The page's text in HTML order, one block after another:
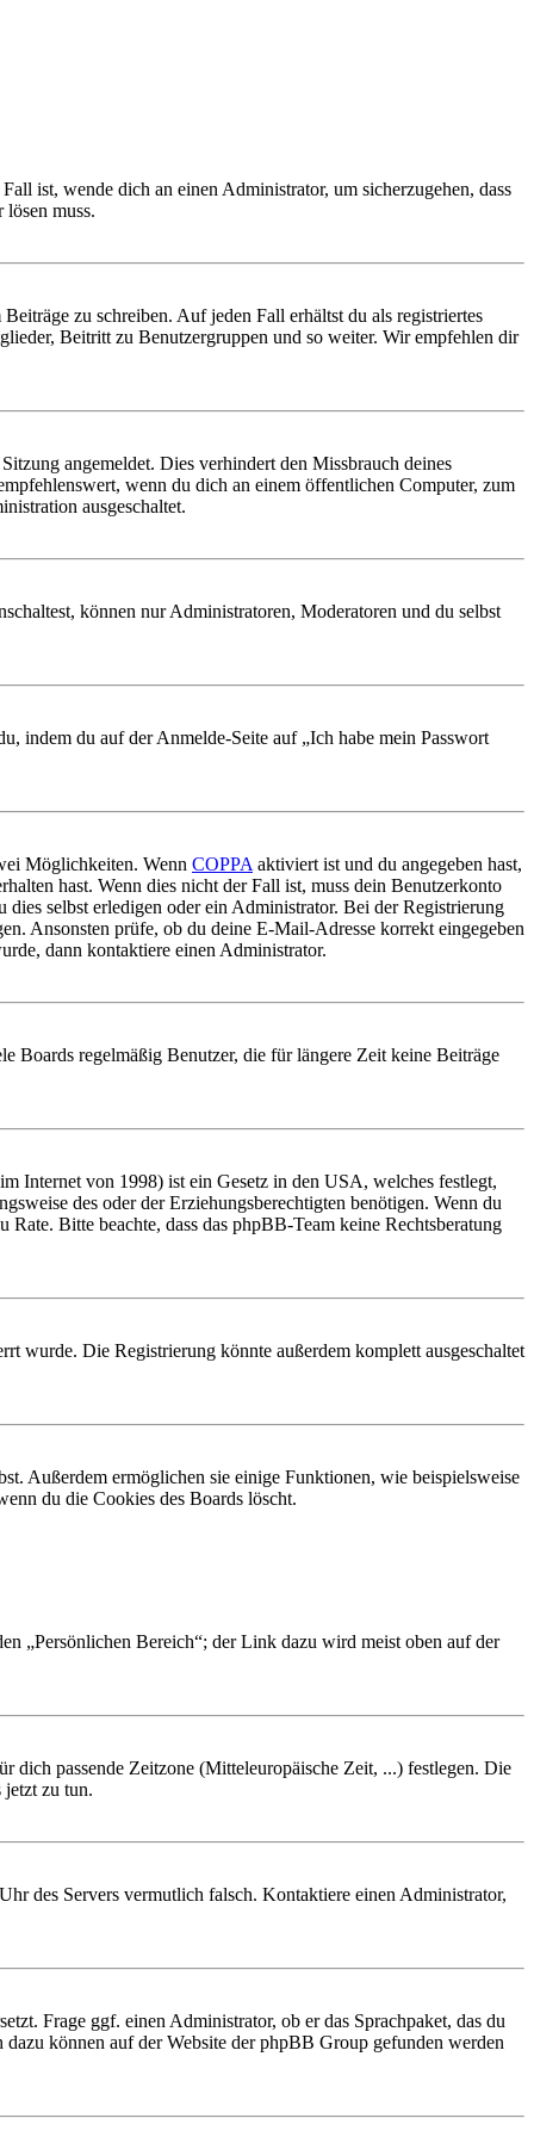
ist, wende dich an einen Administrator, um sicherzugehen, dass
muss.
zu schreiben. Auf jeden Fall erhältst du als registriertes
Beitritt zu Benutzergruppen und so weiter. Wir empfehlen dir
angemeldet. Dies verhindert den Missbrauch deines
wenn du dich an einem öffentlichen Computer, zum
ausgeschaltet.
können nur Administratoren, Moderatoren und du selbst
indem du auf der Anmelde-Seite auf „Ich habe mein Passwort
Möglichkeiten. Wenn COPPA aktiviert ist und du angegeben hast,
hast. Wenn dies nicht der Fall ist, muss dein Benutzerkonto
selbst erledigen oder ein Administrator. Bei der Registrierung
Ansonsten prüfe, ob du deine E-Mail-Adresse korrekt eingegeben
dann kontaktiere einen Administrator.
Boards regelmäßig Benutzer, die für längere Zeit keine Beiträge
Internet von 1998) ist ein Gesetz in den USA, welches festlegt,
des oder der Erziehungsberechtigten benötigen. Wenn du
Bitte beachte, dass das phpBB-Team keine Rechtsberatung
wurde. Die Registrierung könnte außerdem komplett ausgeschaltet
Außerdem ermöglichen sie einige Funktionen, wie beispielsweise
du die Cookies des Boards löscht.
„Persönlichen Bereich“; der Link dazu wird meist oben auf der
dich passende Zeitzone (Mitteleuropäische Zeit, ...) festlegen. Die
jetzt zu tun.
des Servers vermutlich falsch. Kontaktiere einen Administrator,
Frage ggf. einen Administrator, ob er das Sprachpaket, das du
können auf der Website der phpBB Group gefunden werden